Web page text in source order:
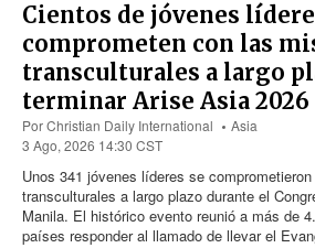
Cientos de jóvenes
comprometen con las
transculturales a largo
terminar Arise Asia 2026
PorChristian Daily International
Asia
3 Ago, 2026 14:30 CST
Unos 341 jóvenes líderes se
transculturales a largo plazo durante el
Manila. El histórico evento reunió a más de
países responder al llamado de llevar el